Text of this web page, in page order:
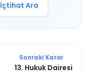
İçtihat Ara
Sonraki Karar
13. Hukuk Dairesi